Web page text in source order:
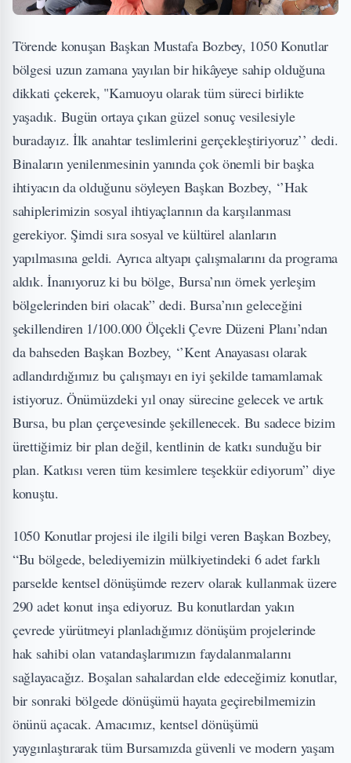
Törende konuşan Başkan Mustafa Bozbey, 1050 Konutlar
bölgesi uzun zamana yayılan bir hikâyeye sahip olduğuna
dikkati çekerek, "Kamuoyu olarak tüm süreci birlikte
yaşadık. Bugün ortaya çıkan güzel sonuç vesilesiyle
buradayız. İlk anahtar teslimlerini gerçekleştiriyoruz’’ dedi.
Binaların yenilenmesinin yanında çok önemli bir başka
ihtiyacın da olduğunu söyleyen Başkan Bozbey, ‘’Hak
sahiplerimizin sosyal ihtiyaçlarının da karşılanması
gerekiyor. Şimdi sıra sosyal ve kültürel alanların
yapılmasına geldi. Ayrıca altyapı çalışmalarını da programa
aldık. İnanıyoruz ki bu bölge, Bursa’nın örnek yerleşim
bölgelerinden biri olacak” dedi. Bursa’nın geleceğini
şekillendiren 1/100.000 Ölçekli Çevre Düzeni Planı’ndan
da bahseden Başkan Bozbey, ‘’Kent Anayasası olarak
adlandırdığımız bu çalışmayı en iyi şekilde tamamlamak
istiyoruz. Önümüzdeki yıl onay sürecine gelecek ve artık
Bursa, bu plan çerçevesinde şekillenecek. Bu sadece bizim
ürettiğimiz bir plan değil, kentlinin de katkı sunduğu bir
plan. Katkısı veren tüm kesimlere teşekkür ediyorum” diye
konuştu.
1050 Konutlar projesi ile ilgili bilgi veren Başkan Bozbey,
“Bu bölgede, belediyemizin mülkiyetindeki 6 adet farklı
parselde kentsel dönüşümde rezerv olarak kullanmak üzere
290 adet konut inşa ediyoruz. Bu konutlardan yakın
çevrede yürütmeyi planladığımız dönüşüm projelerinde
hak sahibi olan vatandaşlarımızın faydalanmalarını
sağlayacağız. Boşalan sahalardan elde edeceğimiz konutlar,
bir sonraki bölgede dönüşümü hayata geçirebilmemizin
önünü açacak. Amacımız, kentsel dönüşümü
yaygınlaştırarak tüm Bursamızda güvenli ve modern yaşam